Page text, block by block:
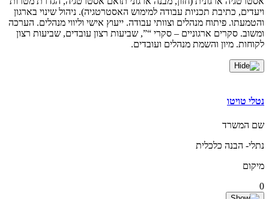
ויעדים, כתיבת תכניות עבודה למימוש האסטרטגיה). ניהול שינוי בארגון
והטמעתו. פיתוח מנהלים וצוותי עבודה. ייעוץ אישי וליווי מנהלים. הערכה
ומשוב. סקרים ארגוניים – סקרי “”, שביעות רצון עובדים, שביעות רצון
לקוחות. מיון והשמת מנהלים ועובדים.
נטלי טויטו
שם המשרד
נתלי- הבנה כלכלית
מיקום
0